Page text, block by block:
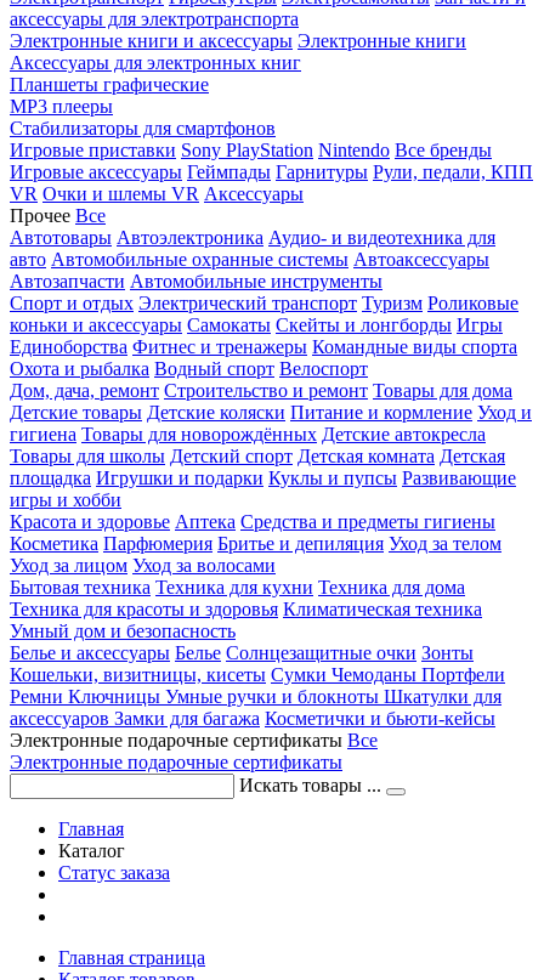
аксессуары для электротранспорта
Электронные книги и аксессуары Электронные книги
Аксессуары для электронных книг
Планшеты графические
MP3 плееры
Стабилизаторы для смартфонов
Игровые приставки Sony PlayStation Nintendo Все бренды
Игровые аксессуары Геймпады Гарнитуры Рули, педали, КПП
VR Очки и шлемы VR Аксессуары
Прочее Все
Автотовары Автоэлектроника Аудио- и видеотехника для
авто Автомобильные охранные системы Автоаксессуары
Автозапчасти Автомобильные инструменты
Спорт и отдых Электрический транспорт Туризм Роликовые
коньки и аксессуары Самокаты Скейты и лонгборды Игры
Единоборства Фитнес и тренажеры Командные виды спорта
Охота и рыбалка Водный спорт Велоспорт
Дом, дача, ремонт Строительство и ремонт Товары для дома
Детские товары Детские коляски Питание и кормление Уход и
гигиена Товары для новорождённых Детские автокресла
Товары для школы Детский спорт Детская комната Детская
площадка Игрушки и подарки Куклы и пупсы Развивающие
игры и хобби
Красота и здоровье Аптека Средства и предметы гигиены
Косметика Парфюмерия Бритье и депиляция Уход за телом
Уход за лицом Уход за волосами
Бытовая техника Техника для кухни Техника для дома
Техника для красоты и здоровья Климатическая техника
Умный дом и безопасность
Белье и аксессуары Белье Солнцезащитные очки Зонты
Кошельки, визитницы, кисеты Сумки Чемоданы Портфели
Ремни Ключницы Умные ручки и блокноты Шкатулки для
аксессуаров Замки для багажа Косметички и бьюти-кейсы
Электронные подарочные сертификаты Все
Электронные подарочные сертификаты
Искать товары ...
Главная
Каталог
Статус заказа
Главная страница